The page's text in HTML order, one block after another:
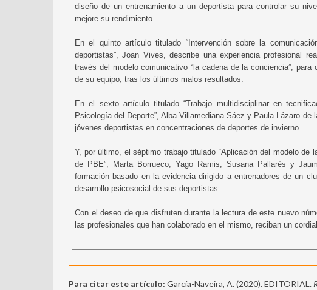
diseño de un entrenamiento a un deportista para controlar su
mejore su rendimiento.
En el quinto artículo titulado “Intervención sobre la
deportistas”, Joan Vives, describe una experiencia profesional
través del modelo comunicativo “la cadena de la conciencia”,
de su equipo, tras los últimos malos resultados.
En el sexto artículo titulado “Trabajo multidisciplinar en
Psicología del Deporte”, Alba Villamediana Sáez y Paula Lázaro
jóvenes deportistas en concentraciones de deportes de invierno.
Y, por último, el séptimo trabajo titulado “Aplicación del modelo de
de PBE”, Marta Borrueco, Yago Ramis, Susana Pallarès y
formación basado en la evidencia dirigido a entrenadores de un
desarrollo psicosocial de sus deportistas.
Con el deseo de que disfruten durante la lectura de este nuevo
las profesionales que han colaborado en el mismo, reciban un
Para citar este artículo: García-Naveira, A. (2020). EDITORIAL.